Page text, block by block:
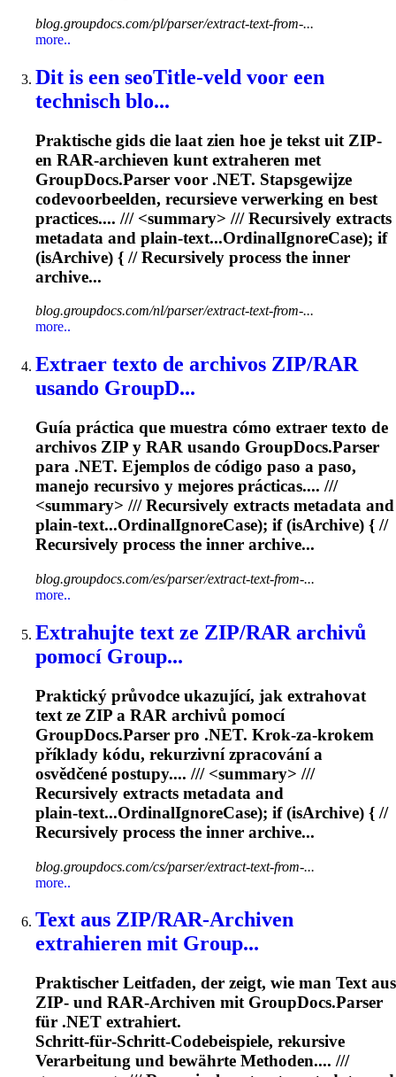
blog.groupdocs.com/pl/parser/extract-text-from-...
more..
Dit is een seoTitle-veld voor een
technisch blo...
Praktische gids die laat zien hoe je tekst uit ZIP‑
en RAR‑archieven kunt extraheren met
GroupDocs.Parser voor .NET. Stapsgewijze
codevoorbeelden, recursieve verwerking en best
practices.... /// <summary> ///Recursively extracts
metadata and plain‑text...OrdinalIgnoreCase); if
(isArchive) { //Recursively process the inner
archive...
blog.groupdocs.com/nl/parser/extract-text-from-...
more..
Extraer texto de archivos ZIP/RAR
usando GroupD...
Guía práctica que muestra cómo extraer texto de
archivos ZIP y RAR usando GroupDocs.Parser
para .NET. Ejemplos de código paso a paso,
manejo recursivo y mejores prácticas.... ///
<summary> ///Recursively extracts metadata and
plain‑text...OrdinalIgnoreCase); if (isArchive) { //
Recursively process the inner archive...
blog.groupdocs.com/es/parser/extract-text-from-...
more..
Extrahujte text ze ZIP/RAR archivů
pomocí Group...
Praktický průvodce ukazující, jak extrahovat
text ze ZIP a RAR archivů pomocí
GroupDocs.Parser pro .NET. Krok‑za‑krokem
příklady kódu, rekurzivní zpracování a
osvědčené postupy.... /// <summary> ///
Recursively extracts metadata and
plain‑text...OrdinalIgnoreCase); if (isArchive) { //
Recursively process the inner archive...
blog.groupdocs.com/cs/parser/extract-text-from-...
more..
Text aus ZIP/RAR‑Archiven
extrahieren mit Group...
Praktischer Leitfaden, der zeigt, wie man Text aus
ZIP‑ und RAR‑Archiven mit GroupDocs.Parser
für .NET extrahiert.
Schritt‑für‑Schritt‑Codebeispiele, rekursive
Verarbeitung und bewährte Methoden.... ///